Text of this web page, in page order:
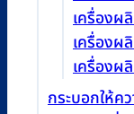
เครื่องผ
เครื่องผ
เครื่องผ
กระบอกให้